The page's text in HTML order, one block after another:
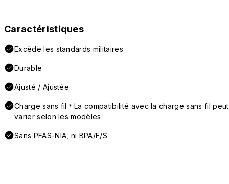
Caractéristiques
Excède les standards militaires
Durable
Ajusté / Ajustée
Charge sans fil＊La compatibilité avec la charge sans fil peut
varier selon les modèles.
Sans PFAS-NIA, ni BPA/F/S